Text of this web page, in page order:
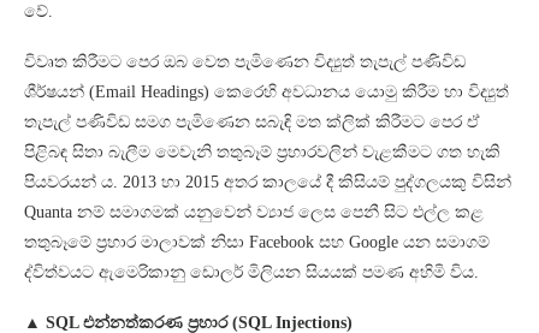
වේ.
විවෘත කිරීමට පෙර ඔබ වෙත පැමිණෙන විද්‍යුත් තැපැල් පණිවිඩ
ශීර්ෂයන් (Email Headings) කෙරෙහි අවධානය යොමු කිරීම හා විද්‍යුත්
තැපැල් පණිවිඩ සමග පැමිණෙන සබැඳි මත ක්ලික් කිරීමට පෙර ඒ
පිළිබඳ සිතා බැලීම මෙවැනි තතුබෑම් ප්‍රහාරවලින් වැළකීමට ගත හැකි
පියවරයන් ය. 2013 හා 2015 අතර කාලයේ දී කිසියම් පුද්ගලයකු විසින්
Quanta නම් සමාගමක් යනුවෙන් ව්‍යාජ ලෙස පෙනී සිට එල්ල කළ
තතුබෑමේ ප්‍රහාර මාලාවක් නිසා Facebook සහ Google යන සමාගම්
ද්විත්වයට ඇමෙරිකානු ඩොලර් මිලියන සියයක් පමණ අහිමි විය.
▲ SQL එන්නත්කරණ ප්‍රහාර (SQL Injections)